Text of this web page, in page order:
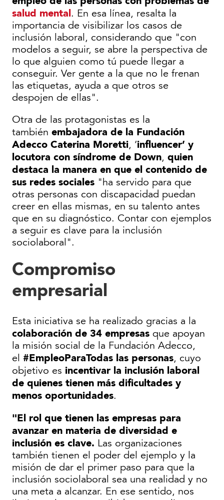
salud mental. En esa línea, resalta la
importancia de visibilizar los casos de
inclusión laboral, considerando que "con
modelos a seguir, se abre la perspectiva de
lo que alguien como tú puede llegar a
conseguir. Ver gente a la que no le frenan
las etiquetas, ayuda a que otros se
despojen de ellas".
Otra de las protagonistas es la
también embajadora de la Fundación
Adecco Caterina Moretti, ‘influencer’ y
locutora con síndrome de Down, quien
destaca la manera en que el contenido de
sus redes sociales "ha servido para que
otras personas con discapacidad puedan
creer en ellas mismas, en su talento antes
que en su diagnóstico. Contar con ejemplos
a seguir es clave para la inclusión
sociolaboral".
Compromiso
empresarial
Esta iniciativa se ha realizado gracias a la
colaboración de 34 empresas que apoyan
la misión social de la Fundación Adecco,
el #EmpleoParaTodas las personas, cuyo
objetivo es incentivar la inclusión laboral
de quienes tienen más dificultades y
menos oportunidades.
"El rol que tienen las empresas para
avanzar en materia de diversidad e
inclusión es clave. Las organizaciones
también tienen el poder del ejemplo y la
misión de dar el primer paso para que la
inclusión sociolaboral sea una realidad y no
una meta a alcanzar. En ese sentido, nos